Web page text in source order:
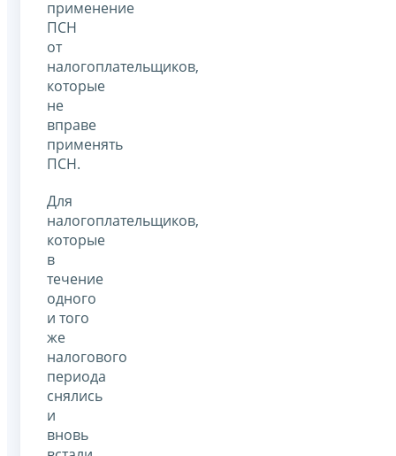
применение
ПСН
от
налогоплательщиков,
которые
не
вправе
применять
ПСН.
Для
налогоплательщиков,
которые
в
течение
одного
и того
же
налогового
периода
снялись
и
вновь